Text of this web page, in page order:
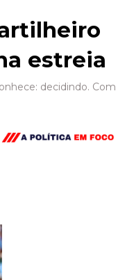
estreia
decidindo. Com